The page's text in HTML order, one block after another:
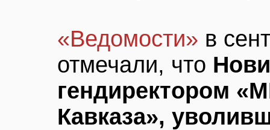
«Ведомости» в
отмечали, что
гендиректором
Кавказа»,